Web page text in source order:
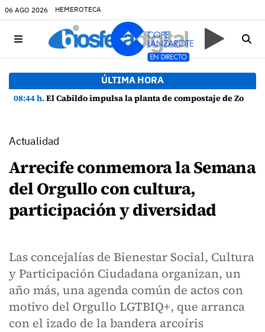
06 AGO 2026 HEMEROTECA
ÚLTIMA HORA
08:44 h.El Cabildo impulsa la planta de compostaje de Zonzamas para tratar 4.375 toneladas de biorresiduos
Actualidad
Arrecife conmemora la Semana
del Orgullo con cultura,
participación y diversidad
Las concejalías de Bienestar Social, Cultura
y Participación Ciudadana organizan, un
año más, una agenda común de actos con
motivo del Orgullo LGTBIQ+, que arranca
con el izado de la bandera arcoíris